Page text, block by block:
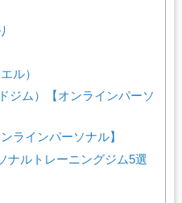
ル）
ジム）【オンラインパーソ
ラインパーソナル】
ナルトレーニングジム5選